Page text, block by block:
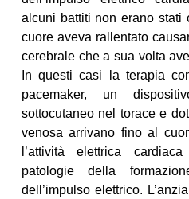
alcuni battiti non erano stati
cuore aveva rallentato
cerebrale che a sua volta
In questi casi la terapia
pacemaker, un
sottocutaneo nel torace e
venosa arrivano fino al
l’attività elettrica
patologie della
dell’impulso elettrico.